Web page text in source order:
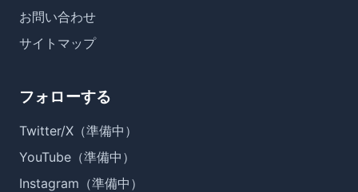
お問い合わせ
サイトマップ
フォローする
Twitter/X（準備中）
YouTube（準備中）
Instagram（準備中）